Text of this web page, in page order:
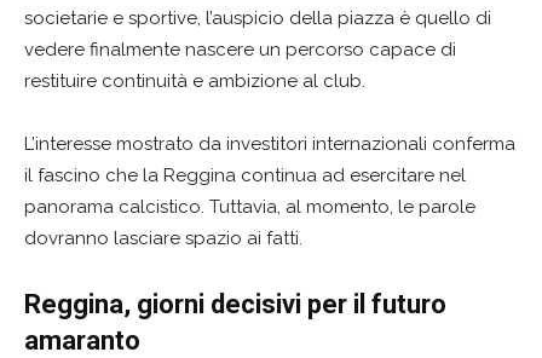
societarie e sportive, l’auspicio della piazza è quello di
vedere finalmente nascere un percorso capace di
restituire continuità e ambizione al club.
L’interesse mostrato da investitori internazionali conferma
il fascino che la Reggina continua ad esercitare nel
panorama calcistico. Tuttavia, al momento, le parole
dovranno lasciare spazio ai fatti.
Reggina, giorni decisivi per il futuro
amaranto